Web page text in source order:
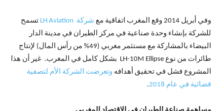
وفي أبريل 2014 وقع المغرب اتفاقية مع شركة LH Aviation
تسمح
للشركة بإنشاء وحدة صناعية في مركز الطيران في مدينة الدار
البيضاء بالمشاركة مع مستثمر مغربي (49% من رأس المال) لإنتاج
طائرات من نوع LH-10M Ellipse بشكل كامل في المغرب. غير أن هذا
المشروع فشل في تحقيق أهدافه وتعرضت الشركة الأم لتصفية
قضائية في عام 2018
.